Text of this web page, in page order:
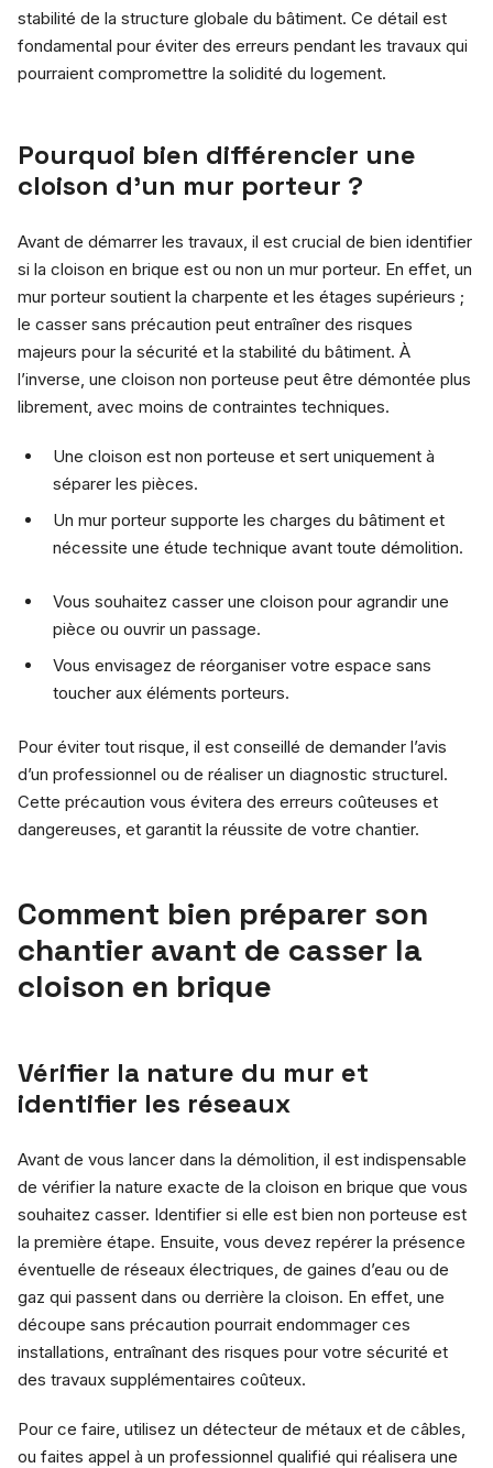
stabilité de la structure globale du bâtiment. Ce détail est
fondamental pour éviter des erreurs pendant les travaux qui
pourraient compromettre la solidité du logement.
Pourquoi bien différencier une
cloison d’un mur porteur ?
Avant de démarrer les travaux, il est crucial de bien identifier
si la cloison en brique est ou non un mur porteur. En effet, un
mur porteur soutient la charpente et les étages supérieurs ;
le casser sans précaution peut entraîner des risques
majeurs pour la sécurité et la stabilité du bâtiment. À
l’inverse, une cloison non porteuse peut être démontée plus
librement, avec moins de contraintes techniques.
Une cloison est non porteuse et sert uniquement à
séparer les pièces.
Un mur porteur supporte les charges du bâtiment et
nécessite une étude technique avant toute démolition.
Vous souhaitez casser une cloison pour agrandir une
pièce ou ouvrir un passage.
Vous envisagez de réorganiser votre espace sans
toucher aux éléments porteurs.
Pour éviter tout risque, il est conseillé de demander l’avis
d’un professionnel ou de réaliser un diagnostic structurel.
Cette précaution vous évitera des erreurs coûteuses et
dangereuses, et garantit la réussite de votre chantier.
Comment bien préparer son
chantier avant de casser la
cloison en brique
Vérifier la nature du mur et
identifier les réseaux
Avant de vous lancer dans la démolition, il est indispensable
de vérifier la nature exacte de la cloison en brique que vous
souhaitez casser. Identifier si elle est bien non porteuse est
la première étape. Ensuite, vous devez repérer la présence
éventuelle de réseaux électriques, de gaines d’eau ou de
gaz qui passent dans ou derrière la cloison. En effet, une
découpe sans précaution pourrait endommager ces
installations, entraînant des risques pour votre sécurité et
des travaux supplémentaires coûteux.
Pour ce faire, utilisez un détecteur de métaux et de câbles,
ou faites appel à un professionnel qualifié qui réalisera une